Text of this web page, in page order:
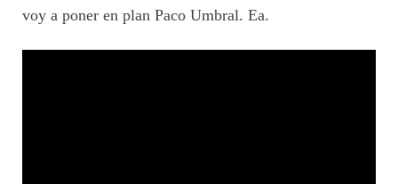
voy a poner en plan Paco Umbral. Ea.